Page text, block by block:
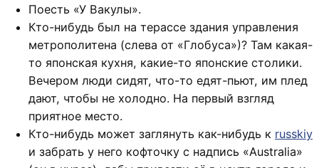
Поесть «У Вакулы».
Кто-нибудь был на терассе здания управления
метрополитена (слева от «Глобуса»)? Там какая-
то японская кухня, какие-то японские столики.
Вечером люди сидят, что-то едят-пьют, им плед
дают, чтобы не холодно. На первый взгляд
приятное место.
Кто-нибудь может заглянуть как-нибудь к russkiy
и забрать у него кофточку с надпись «Australia»